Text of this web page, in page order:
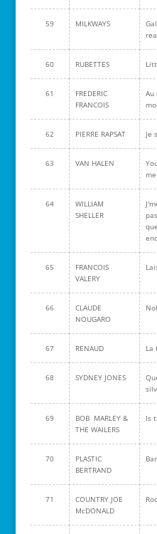
59 MILKWAYS
60 RUBETTES
61
FREDERIC
FRANCOIS
Au
62 PIERRE RAPSAT Je
63 VAN HALEN
me
64
WILLIAM
SHELLER
65
FRANCOIS
VALERY
66
CLAUDE
NOUGARO
67 RENAUD La
68 SYDNEY JONES
69
BOB MARLEY &
THE WAILERS
Is
70
PLASTIC
BERTRAND
71
COUNTRY JOE
McDONALD